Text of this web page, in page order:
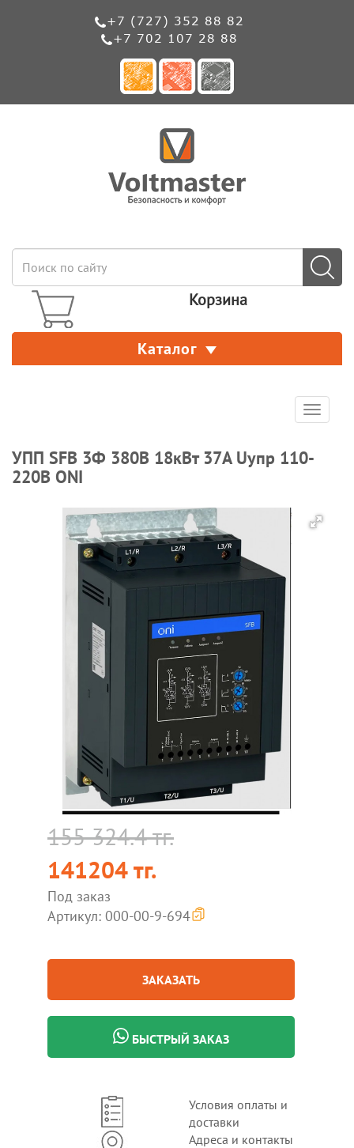
+7 (727) 352 88 82
+7 702 107 28 88
Корзина
Каталог
Toggle
УПП SFB 3Ф 380В 18кВт 37A Uупр 110-
220В ONI
155 324.4 тг.
141204 тг.
Под заказ
Артикул: 000-00-9-694
ЗАКАЗАТЬ
БЫСТРЫЙ ЗАКАЗ
Условия оплаты и
доставки
Адреса и контакты